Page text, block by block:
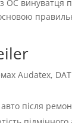
OC винуватця
Audatex,
після